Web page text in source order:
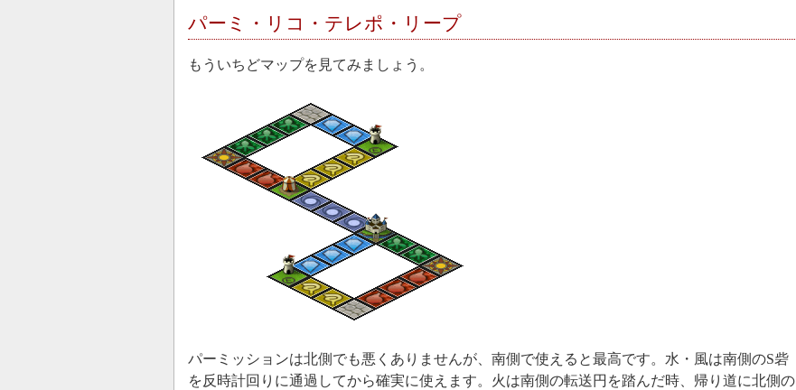
パーミ・リコ・テレポ・リープ
もういちどマップを見てみましょう。
パーミッションは北側でも悪くありませんが、南側で使えると最高です。水・風は南側のS砦
を反時計回りに通過してから確実に使えます。火は南側の転送円を踏んだ時、帰り道に北側の